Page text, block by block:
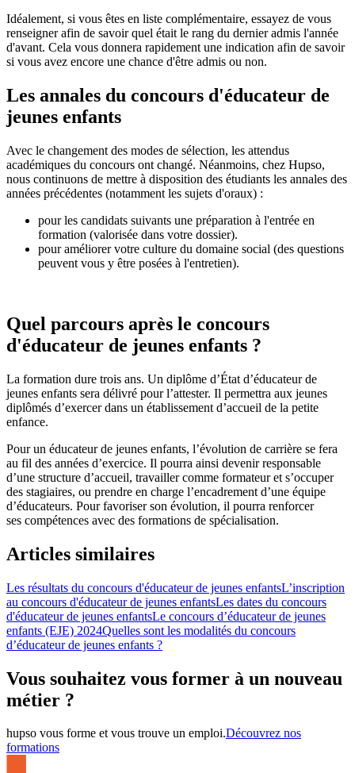
Idéalement, si vous êtes en liste complémentaire, essayez de vous
renseigner afin de savoir quel était le rang du dernier admis l'année
d'avant. Cela vous donnera rapidement une indication afin de savoir
si vous avez encore une chance d'être admis ou non.
Les annales du concours d'éducateur de
jeunes enfants
Avec le changement des modes de sélection, les attendus
académiques du concours ont changé. Néanmoins, chez Hupso,
nous continuons de mettre à disposition des étudiants les annales des
années précédentes (notamment les sujets d'oraux) :
pour les candidats suivants une préparation à l'entrée en
formation (valorisée dans votre dossier).
pour améliorer votre culture du domaine social (des questions
peuvent vous y être posées à l'entretien).
Quel parcours après le concours
d'éducateur de jeunes enfants ?
La formation dure trois ans. Un diplôme d’État d’éducateur de
jeunes enfants sera délivré pour l’attester. Il permettra aux jeunes
diplômés d’exercer dans un établissement d’accueil de la petite
enfance.
Pour un éducateur de jeunes enfants, l’évolution de carrière se fera
au fil des années d’exercice. Il pourra ainsi devenir responsable
d’une structure d’accueil, travailler comme formateur et s’occuper
des stagiaires, ou prendre en charge l’encadrement d’une équipe
d’éducateurs. Pour favoriser son évolution, il pourra renforcer
ses compétences avec des formations de spécialisation.
Articles similaires
Les résultats du concours d'éducateur de jeunes enfantsL’inscription
au concours d'éducateur de jeunes enfantsLes dates du concours
d'éducateur de jeunes enfantsLe concours d’éducateur de jeunes
enfants (EJE) 2024Quelles sont les modalités du concours
d’éducateur de jeunes enfants ?
Vous souhaitez vous former à un nouveau
métier ?
hupso vous forme et vous trouve un emploi.Découvrez nos
formations